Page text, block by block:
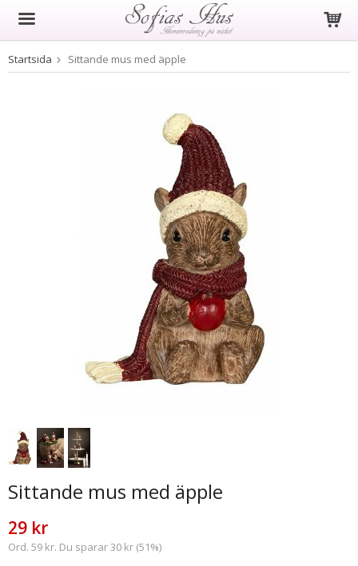
Produkten har blivit tillagd i varukorgen
Startsida Sittande mus med äpple
Sittande mus med äpple
29 kr
Ord. 59 kr. Du sparar 30 kr (51%)